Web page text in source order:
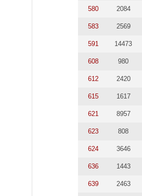
580 2084
583 2569
591 14473
608 980
612 2420
615 1617
621 8957
623 808
624 3646
636 1443
639 2463